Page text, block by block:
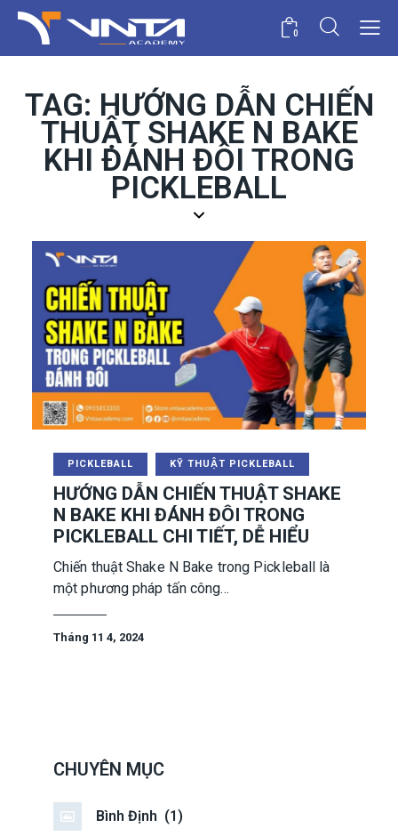
0
TAG: HƯỚNG DẪN CHIẾN
THUẬT SHAKE N BAKE
KHI ĐÁNH ĐÔI TRONG
PICKLEBALL
PICKLEBALL KỸ THUẬT PICKLEBALL
HƯỚNG DẪN CHIẾN THUẬT SHAKE
N BAKE KHI ĐÁNH ĐÔI TRONG
PICKLEBALL CHI TIẾT, DỄ HIỂU
Chiến thuật Shake N Bake trong Pickleball là
một phương pháp tấn công…
Tháng 11 4, 2024
CHUYÊN MỤC
Bình Định (1)